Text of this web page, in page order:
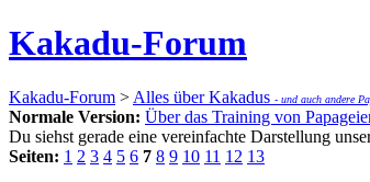
Kakadu-Forum
Kakadu-Forum > Alles über Kakadus - und auch andere
Normale Version: Über das Training von
Du siehst gerade eine vereinfachte Darstellung
Seiten: 1 2 3 4 5 6 7 8 9 10 11 12 13